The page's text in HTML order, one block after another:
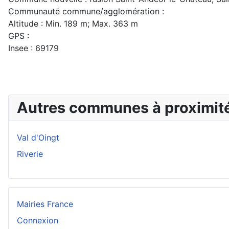
Communauté commune/agglomération :
Altitude : Min. 189 m; Max. 363 m
GPS :
Insee : 69179
Autres communes à
Val d'Oingt
Riverie
Mairies France
Connexion